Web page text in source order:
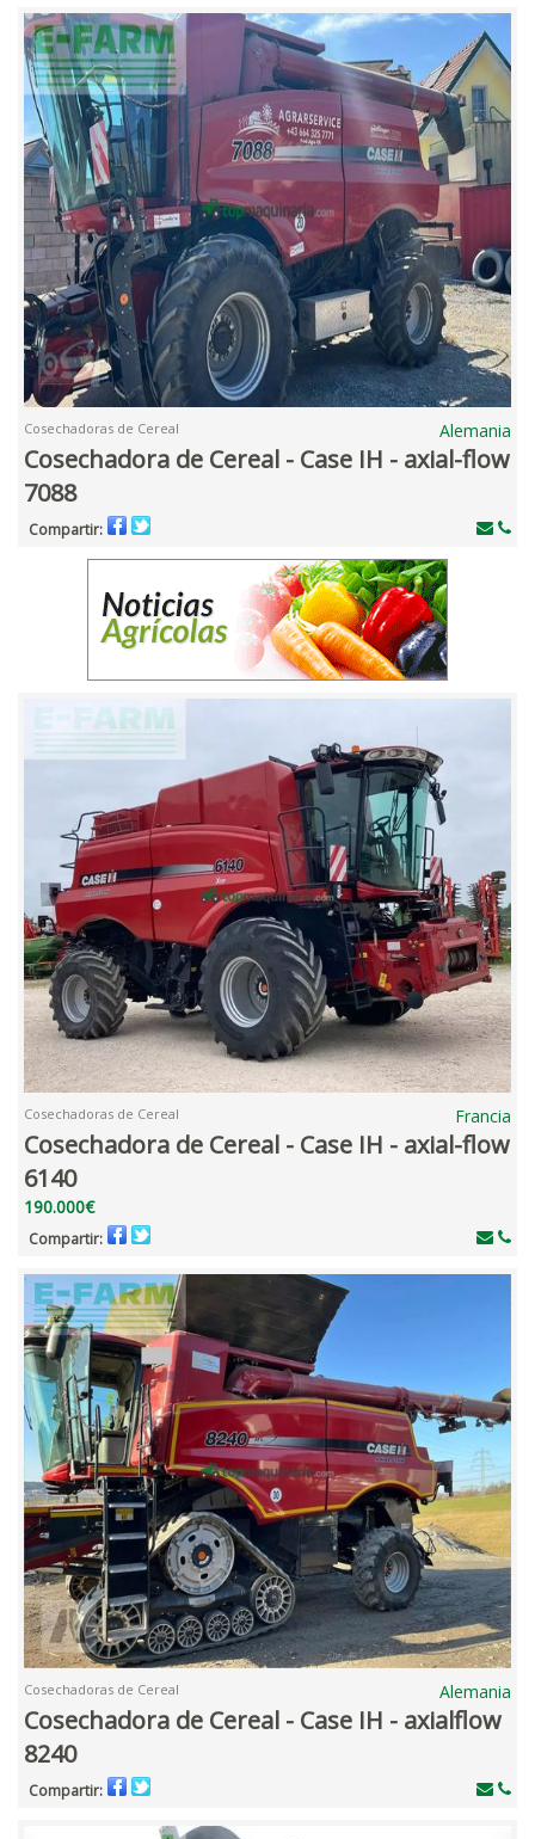
Cosechadoras de Cereal Alemania
Cosechadora de Cereal - Case IH - axial-flow
7088
Compartir:
Cosechadoras de Cereal Francia
Cosechadora de Cereal - Case IH - axial-flow
6140
190.000€
Compartir:
Cosechadoras de Cereal Alemania
Cosechadora de Cereal - Case IH - axialflow
8240
Compartir: